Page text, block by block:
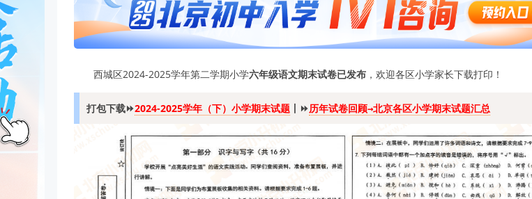
西城区2024-2025学年第二学期小学六年级语文期末试卷已发布 ，欢迎各区小学家长下载打印！
打包下载⏩2024-2025学年（下）小学期末试题 丨 ⏩历年试卷回顾→北京各区小学期末试题汇总